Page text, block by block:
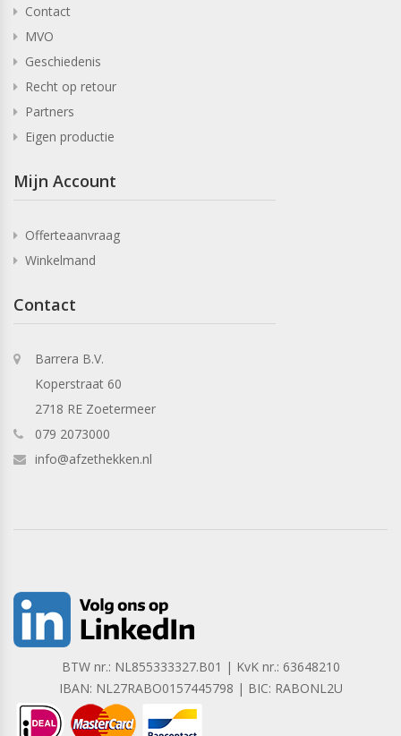
Contact
MVO
Geschiedenis
Recht op retour
Partners
Eigen productie
Mijn Account
Offerteaanvraag
Winkelmand
Contact
Barrera B.V.
Koperstraat 60
2718 RE Zoetermeer
079 2073000
info@afzethekken.nl
BTW nr.: NL855333327.B01 | KvK nr.: 63648210
IBAN: NL27RABO0157445798 | BIC: RABONL2U